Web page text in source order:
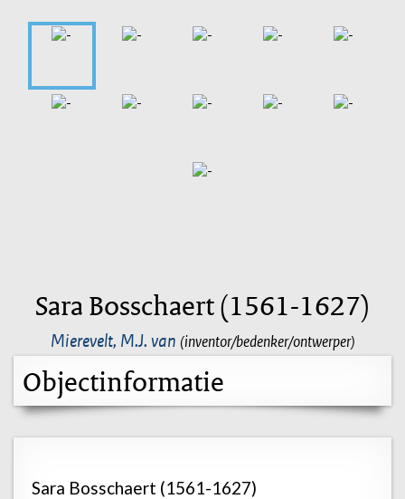
Sara Bosschaert (1561-1627)
Mierevelt, M.J. van (inventor/bedenker/ontwerper)
Objectinformatie
Sara Bosschaert (1561-1627)